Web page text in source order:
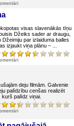
visas slavenākās tīņu
Džeiks sader ar draugu,
par izlaiduma balles
izjaukt viņa plānu – ...
deju filmām. Galvenie
palīdzību cenšas realizēt
palīdz viņai.